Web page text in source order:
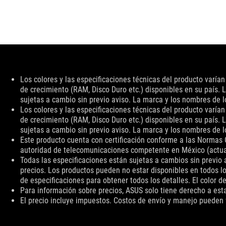
Descargo
responsabilidad
Los colores y las especificaciones técnicas del producto
de crecimiento (RAM, Disco Duro etc.) disponibles en su
sujetas a cambio sin previo aviso. La marca y los nombres
Los colores y las especificaciones técnicas del producto
de crecimiento (RAM, Disco Duro etc.) disponibles en su
sujetas a cambio sin previo aviso. La marca y los nombres
Este producto cuenta con certificación conforme a las
autoridad de telecomunicaciones competente en México
Todas las especificaciones están sujetas a cambios sin
precios. Los productos pueden no estar disponibles en todos
de especificaciones para obtener todos los detalles. El color
Para información sobre precios, ASUS solo tiene derecho a
El precio incluye impuestos. Costos de envío y manejo